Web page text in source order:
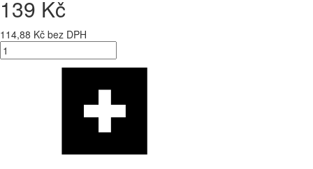
139 Kč
114,88 Kč bez DPH